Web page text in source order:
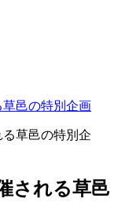
邑の特別企画
される草邑